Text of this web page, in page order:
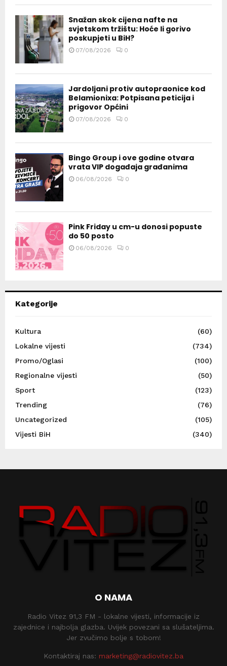
Snažan skok cijena nafte na
svjetskom tržištu: Hoće li gorivo
poskupjeti u BiH?
07/08/2026 0
Jardoljani protiv autopraonice kod
Belamionixa: Potpisana peticija i
prigovor Općini
07/08/2026 0
Bingo Group i ove godine otvara
vrata VIP događaja građanima
06/08/2026 0
Pink Friday u cm-u donosi popuste
do 50 posto
06/08/2026 0
Kategorije
Kultura
(60)
Lokalne vijesti
(734)
Promo/Oglasi
(100)
Regionalne vijesti
(50)
Sport
(123)
Trending
(76)
Uncategorized
(105)
Vijesti BiH
(340)
O NAMA
Radio Vitez 91,3 FM - lokalne vijesti, informacije iz
zajednice i najbolja glazba. Uvijek povezani sa slušateljima.
Jer zvučimo bolje s tobom!
Kontaktiraj nas: marketing@radiovitez.ba